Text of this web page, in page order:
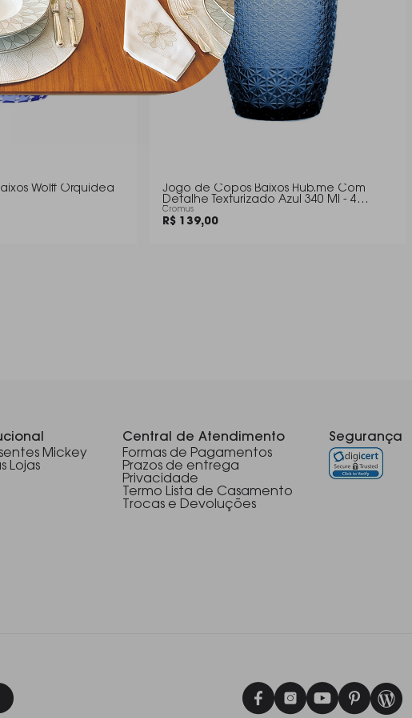
Wolff Orquidea
Jogo de Copos Baixos Hub.me Com
Detalhe Texturizado Azul 340 Ml - 4
Pecas
Cromus
R$ 139,00
Mickey
Lojas
Central de Atendimento
Formas de Pagamentos
Prazos de entrega
Privacidade
Termo Lista de Casamento
Trocas e Devoluções
Segurança